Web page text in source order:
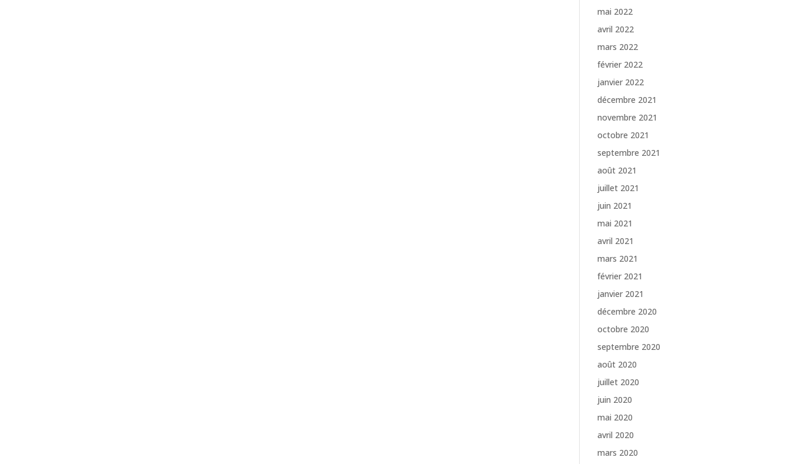
mai 2022
avril 2022
mars 2022
février 2022
janvier 2022
décembre 2021
novembre 2021
octobre 2021
septembre 2021
août 2021
juillet 2021
juin 2021
mai 2021
avril 2021
mars 2021
février 2021
janvier 2021
décembre 2020
octobre 2020
septembre 2020
août 2020
juillet 2020
juin 2020
mai 2020
avril 2020
mars 2020